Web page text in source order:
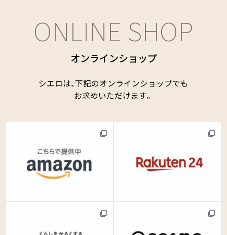
ONLINE SHOP
オンラインショップ
シエロは、下記のオンラインショップでも
お求めいただけます。